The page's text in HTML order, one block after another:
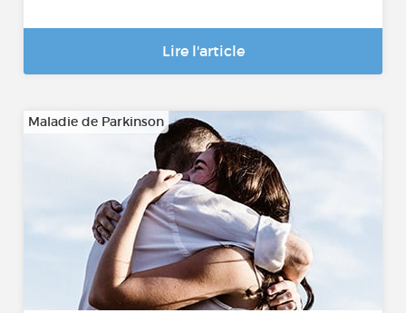
Lire l'article
Maladie de Parkinson